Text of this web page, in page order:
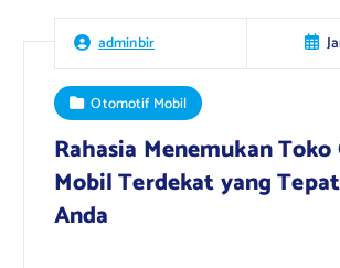
adminbir
Otomotif Mobil
Rahasia Menemukan
Mobil Terdekat yang
Anda